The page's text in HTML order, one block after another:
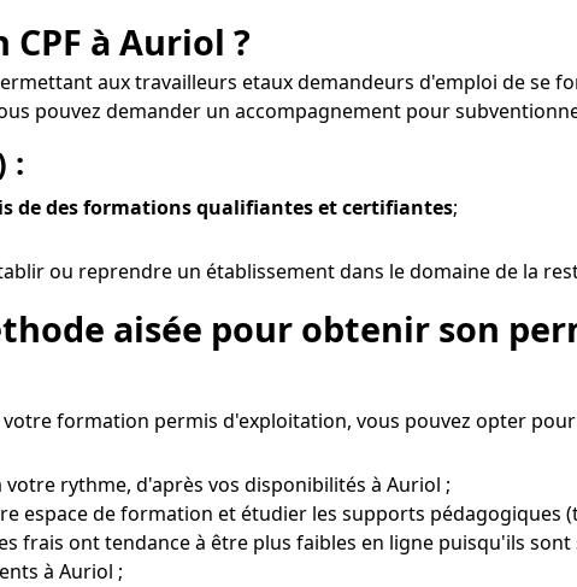
à Auriol ?
aux travailleurs etaux demandeurs d'emploi de se
pouvez demander un accompagnement pour
:
de des formations qualifiantes et certifiantes;
ou reprendre un établissement dans le domaine de la
aisée pour obtenir son
formation permis d'exploitation, vous pouvez opter
rythme, d'après vos disponibilités à Auriol ;
espace de formation et étudier les supports pédagogiques
frais ont tendance à être plus faibles en ligne puisqu'ils
à Auriol ;